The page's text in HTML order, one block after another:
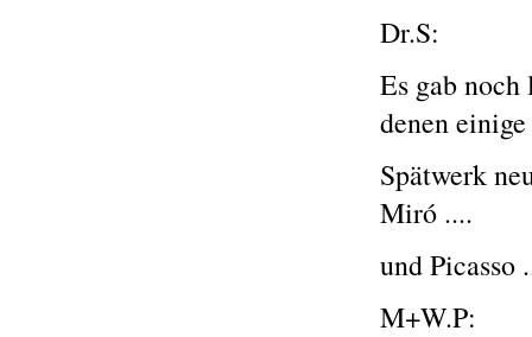
Dr.S:
Es gab
denen
Spätwerk
Miró ....
und Picasso
M+W.P: